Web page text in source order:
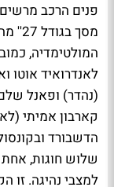
פנים הרכב
מסך
המולטימדיה,
לאנדרואיד אוטו
(נהדר) ופאנל
קארבון אמיתי
הדשבורד
שלוש חוגות,
למצבי נהיגה. זו